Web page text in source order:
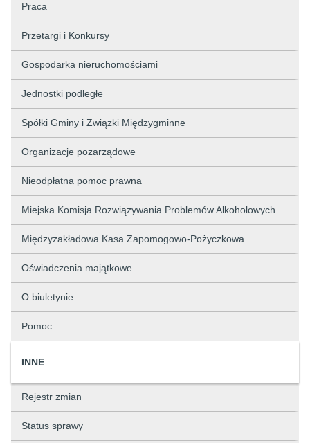
Praca
Przetargi i Konkursy
Gospodarka nieruchomościami
Jednostki podległe
Spółki Gminy i Związki Międzygminne
Organizacje pozarządowe
Nieodpłatna pomoc prawna
Miejska Komisja Rozwiązywania Problemów Alkoholowych
Międzyzakładowa Kasa Zapomogowo-Pożyczkowa
Oświadczenia majątkowe
O biuletynie
Pomoc
INNE
Rejestr zmian
Status sprawy